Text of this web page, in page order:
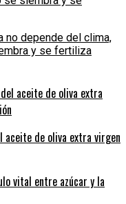
no depende del clima,
y se fertiliza
aceite de oliva extra virgen